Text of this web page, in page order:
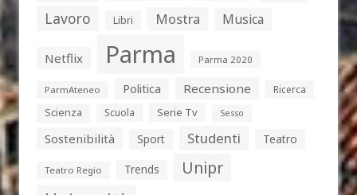
Lavoro Libri Mostra Musica
Netflix Parma Parma 2020
ParmAteneo Politica Recensione
Ricerca
Scienza
Scuola Serie Tv Sesso
Sostenibilità Sport Studenti Teatro
Teatro Regio Trends Unipr